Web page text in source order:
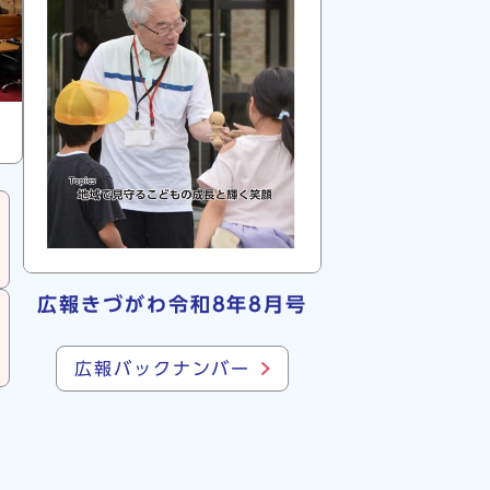
広報きづがわ令和8年8月号
広報バックナンバー